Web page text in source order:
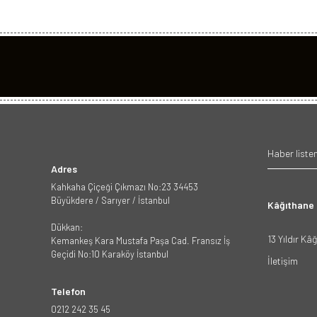
Adres
Kahkaha Çiçeği Çıkmazı No:23 34453
Büyükdere / Sarıyer / İstanbul
Dükkan:
Kemankeş Kara Mustafa Paşa Cad. Fransız İş
Geçidi No:10 Karaköy İstanbul
Telefon
0212 242 35 45
13 Yıldır
İletişim